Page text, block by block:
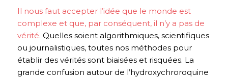
Il nous faut accepter l’idée que le monde est
complexe et que, par conséquent, il n’y a pas de
vérité. Quelles soient algorithmiques, scientifiques
ou journalistiques, toutes nos méthodes pour
établir des vérités sont biaisées et risquées. La
grande confusion autour de l’hydroxychroroquine